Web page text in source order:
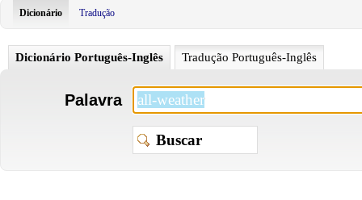
Dicionário Tradução
Dicionário Português-Inglês Tradução Português-Inglês
Palavra